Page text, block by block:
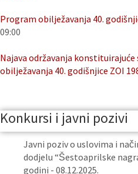
Program obilježavanja 40.
09:00
Najava održavanja
obilježavanja 40. godišnjice ZOI
Konkursi i javni pozivi
Javni poziv o uslovima i
dodjelu “Šestoaprilske
godini - 08.12.2025.